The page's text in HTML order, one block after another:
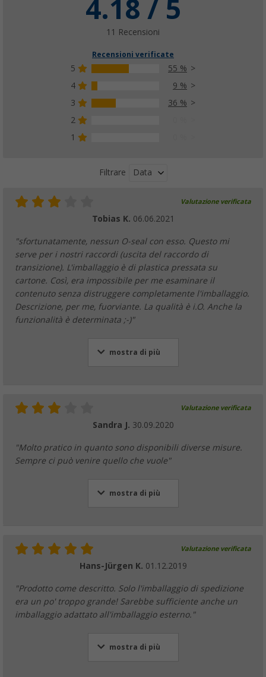
4.18 / 5
11 Recensioni
Recensioni verificate
5
55 %
4
9 %
3
36 %
2
1
Filtrare Data
Valutazione verificata
Tobias K. 06.06.2021
"sfortunatamente, nessun O-seal con esso. Questo mi
serve per i nostri raccordi (uscita del raccordo di
transizione). L'imballaggio è di plastica pressata su
cartone. Così, era impossibile per me esaminare il
contenuto senza distruggere completamente l'imballaggio.
Descrizione, per me, fuorviante. La qualità è i.O. Anche la
funzionalità è determinata ;-)"
mostra di più
Valutazione verificata
Sandra J. 30.09.2020
"Molto pratico in quanto sono disponibili diverse misure.
Sempre ci può venire quello che vuole"
mostra di più
Valutazione verificata
Hans-Jürgen K. 01.12.2019
"Prodotto come descritto. Solo l'imballaggio di spedizione
era un po' troppo grande! Sarebbe sufficiente anche un
imballaggio adattato all'imballaggio esterno."
mostra di più